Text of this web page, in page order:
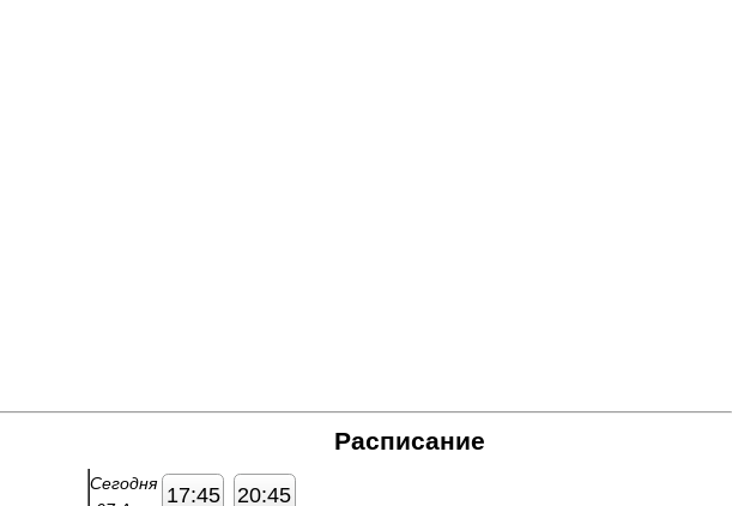
Расписание
Сегодня 17:45
20:45